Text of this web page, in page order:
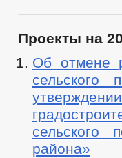
Проекты на
Об отмене
сельского
района»